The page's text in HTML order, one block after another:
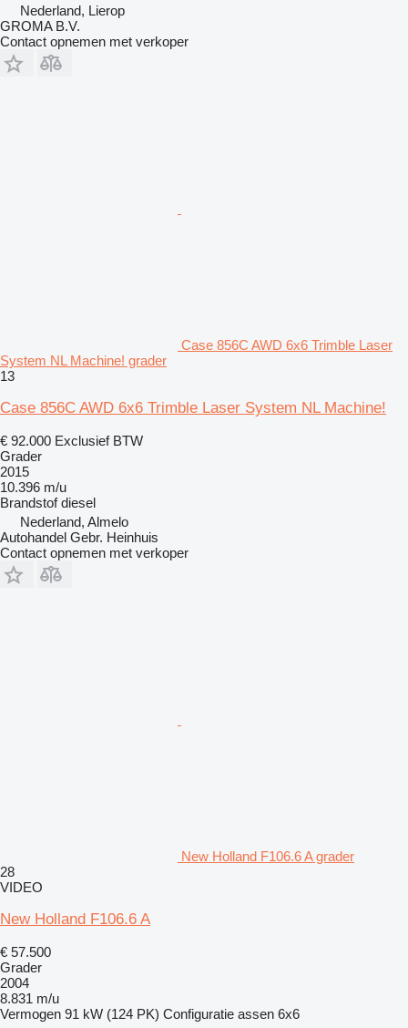
Nederland, Lierop
GROMA B.V.
Contact opnemen met verkoper
Case 856C AWD 6x6 Trimble Laser
System NL Machine! grader
13
Case 856C AWD 6x6 Trimble Laser System NL Machine!
€ 92.000 Exclusief BTW
Grader
2015
10.396 m/u
Brandstof diesel
Nederland, Almelo
Autohandel Gebr. Heinhuis
Contact opnemen met verkoper
New Holland F106.6 A grader
28
VIDEO
New Holland F106.6 A
€ 57.500
Grader
2004
8.831 m/u
Vermogen 91 kW (124 PK) Configuratie assen 6x6